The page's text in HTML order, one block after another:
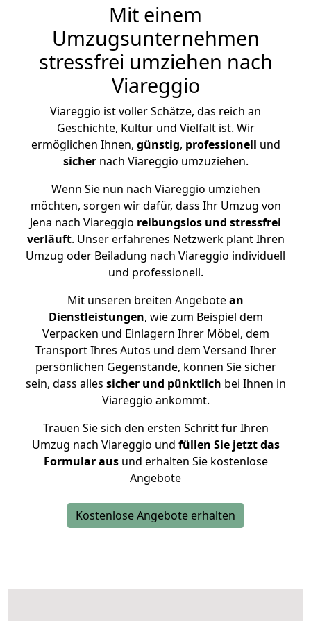
Mit einem
Umzugsunternehmen
stressfrei umziehen nach
Viareggio
Viareggio ist voller Schätze, das reich an
Geschichte, Kultur und Vielfalt ist. Wir
ermöglichen Ihnen, günstig, professionell und
sichernach Viareggio umzuziehen.
Wenn Sie nun nach Viareggio umziehen
möchten, sorgen wir dafür, dass Ihr Umzug von
Jena nach Viareggio reibungslos und stressfrei
verläuft. Unser erfahrenes Netzwerk plant Ihren
Umzug oder Beiladung nach Viareggio individuell
und professionell.
Mit unseren breiten Angebotean
Dienstleistungen, wie zum Beispiel dem
Verpacken und Einlagern Ihrer Möbel, dem
Transport Ihres Autos und dem Versand Ihrer
persönlichen Gegenstände, können Sie sicher
sein, dass alles sicher und pünktlich bei Ihnen in
Viareggio ankommt.
Trauen Sie sich den ersten Schritt für Ihren
Umzug nach Viareggio und füllen Sie jetzt das
Formular ausund erhalten Sie kostenlose
Angebote
Kostenlose Angebote erhalten